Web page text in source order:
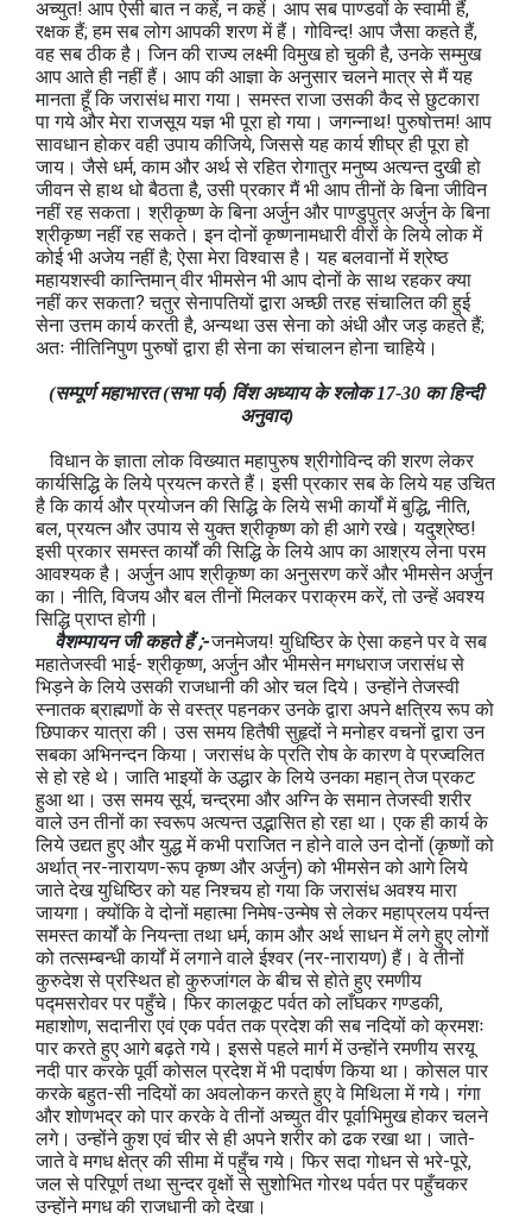
अच्युत! आप ऐसी बात न कहें, न कहें। आप सब पाण्डवों के स्वामी हैं,
रक्षक हैं; हम सब लोग आपकी शरण में हैं। गोविन्द! आप जैसा कहते हैं,
वह सब ठीक है। जिन की राज्य लक्ष्मी विमुख हो चुकी है, उनके सम्मुख
आप आते ही नहीं हैं। आप की आज्ञा के अनुसार चलने मात्र से मैं यह
मानता हूँ कि जरासंध मारा गया। समस्त राजा उसकी कैद से छुटकारा
पा गये और मेरा राजसूय यज्ञ भी पूरा हो गया। जगन्नाथ! पुरुषोत्तम! आप
सावधान होकर वही उपाय कीजिये, जिससे यह कार्य शीघ्र ही पूरा हो
जाय। जैसे धर्म, काम और अर्थ से रहित रोगातुर मनुष्य अत्यन्त दुखी हो
जीवन से हाथ धो बैठता है, उसी प्रकार मैं भी आप तीनों के बिना जीविन
नहीं रह सकता। श्रीकृष्ण के बिना अर्जुन और पाण्डुपुत्र अर्जुन के बिना
श्रीकृष्ण नहीं रह सकते। इन दोनों कृष्णनामधारी वीरों के लिये लोक में
कोई भी अजेय नहीं है; ऐसा मेरा विश्वास है। यह बलवानों में श्रेष्ठ
महायशस्वी कान्तिमान् वीर भीमसेन भी आप दोनों के साथ रहकर क्या
नहीं कर सकता? चतुर सेनापतियों द्वारा अच्छी तरह संचालित की हुई
सेना उत्तम कार्य करती है, अन्यथा उस सेना को अंधी और जड़ कहते हैं;
अतः नीतिनिपुण पुरुषों द्वारा ही सेना का संचालन होना चाहिये।
(सम्पूर्ण महाभारत (सभा पर्व) विंश अध्याय के श्लोक 17-30 का हिन्दी
अनुवाद)
विधान के ज्ञाता लोक विख्यात महापुरुष श्रीगोविन्द की शरण लेकर
कार्यसिद्धि के लिये प्रयत्न करते हैं। इसी प्रकार सब के लिये यह उचित
है कि कार्य और प्रयोजन की सिद्धि के लिये सभी कार्यों में बुद्धि, नीति,
बल, प्रयत्न और उपाय से युक्त श्रीकृष्ण को ही आगे रखे। यदुश्रेष्ठ!
इसी प्रकार समस्त कार्यों की सिद्धि के लिये आप का आश्रय लेना परम
आवश्‍यक है। अर्जुन आप श्रीकृष्ण का अनुसरण करें और भीमसेन अर्जुन
का। नीति, विजय और बल तीनों मिलकर पराक्रम करें, तो उन्हें अवश्य
सिद्धि प्राप्त होगी।
वैशम्पायन जी कहते हैं ;-जनमेजय! युधिष्ठिर के ऐसा कहने पर वे सब
महातेजस्वी भाई- श्रीकृष्ण, अर्जुन और भीमसेन मगधराज जरासंध से
भिड़ने के लिये उसकी राजधानी की ओर चल दिये। उन्होंने तेजस्वी
स्नातक ब्राह्मणों के से वस्त्र पहनकर उनके द्वारा अपने क्षत्रिय रूप को
छिपाकर यात्रा की। उस समय हितैषी सुहृदों ने मनोहर वचनों द्वारा उन
सबका अभिनन्दन किया। जरासंध के प्रति रोष के कारण वे प्रज्वलित
से हो रहे थे। जाति भाइयों के उद्धार के लिये उनका महान् तेज प्रकट
हुआ था। उस समय सूर्य, चन्द्रमा और अग्नि के समान तेजस्वी शरीर
वाले उन तीनों का स्वरूप अत्यन्त उद्भासित हो रहा था। एक ही कार्य के
लिये उद्यत हुए और युद्ध में कभी पराजित न होने वाले उन दोनों (कृष्णों को
अर्थात् नर-नारायण-रूप कृष्ण और अर्जुन) को भीमसेन को आगे लिये
जाते देख युधिष्ठिर को यह निश्चय हो गया कि जरासंध अवश्य मारा
जायगा। क्योंकि वे दोनों महात्मा निमेष-उन्मेष से लेकर महाप्रलय पर्यन्त
समस्त कार्यों के नियन्ता तथा धर्म, काम और अर्थ साधन में लगे हुए लोगों
को तत्सम्बन्धी कार्यों में लगाने वाले ईश्वर (नर-नारायण) हैं। वे तीनों
कुरुदेश से प्रस्थित हो कुरुजांगल के बीच से होते हुए रमणीय
पद्मसरोवर पर पहुँचे। फिर कालकूट पर्वत को लाँघकर गण्डकी,
महाशोण, सदानीरा एवं एक पर्वत तक प्रदेश की सब नदियों को क्रमशः
पार करते हुए आगे बढ़ते गये। इससे पहले मार्ग में उन्होंने रमणीय सरयू
नदी पार करके पूर्वी कोसल प्रदेश में भी पदार्षण किया था। कोसल पार
करके बहुत-सी नदियों का अवलोकन करते हुए वे मिथिला में गये। गंगा
और शोणभद्र को पार करके वे तीनों अच्युत वीर पूर्वाभिमुख होकर चलने
लगे। उन्होंने कुश एवं चीर से ही अपने शरीर को ढक रखा था। जाते-
जाते वे मगध क्षेत्र की सीमा में पहुँच गये। फिर सदा गोधन से भरे-पूरे,
जल से परिपूर्ण तथा सुन्दर वृक्षों से सुशोभित गोरथ पर्वत पर पहुँचकर
उन्होंने मगध की राजधानी को देखा।